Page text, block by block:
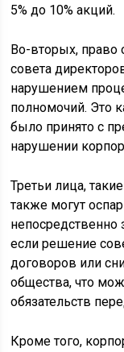
5% до 10% акций.
Во-вторых, право
совета
нарушением
полномочий. Это
было принято с
нарушении
Третьи лица,
также могут
непосредственно
если решение
договоров или
общества, что
обязательств
Кроме того,